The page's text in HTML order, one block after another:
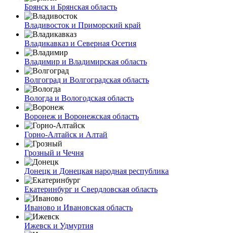
Брянск и Брянская область
Владивосток и Приморский край
Владикавказ и Северная Осетия
Владимир и Владимирская область
Волгоград и Волгоградская область
Вологда и Вологодская область
Воронеж и Воронежская область
Горно-Алтайск и Алтай
Грозный и Чечня
Донецк и Донецкая народная республика
Екатеринбург и Свердловская область
Иваново и Ивановская область
Ижевск и Удмуртия